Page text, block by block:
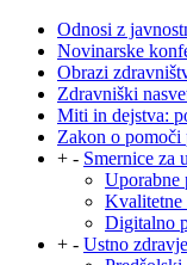
Odnosi z
Novinarske
Obrazi
Zdravniški
Miti in dejstva:
Zakon o
+ - Smernice za
Uporabne
Kvalitetne
Digitalno
+ - Ustno zdravje